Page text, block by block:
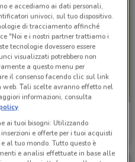
Scade il 31/12 10.7 km
e accediamo ai dati personali,
univoci, sul tuo dispositivo.
di tracciamento affinché
"Noi e i nostri partner trattiamo i
tecnologie dovessero essere
visualizzati potrebbero non
a questo menu per
il consenso facendo clic sul link
Tali scelte avranno effetto nel
informazioni, consulta
ai tuoi bisogni: Utilizzando
e offerte per i tuoi acquisti
al tuo mondo. Tutto questo è
e analisi effettuate in base alle